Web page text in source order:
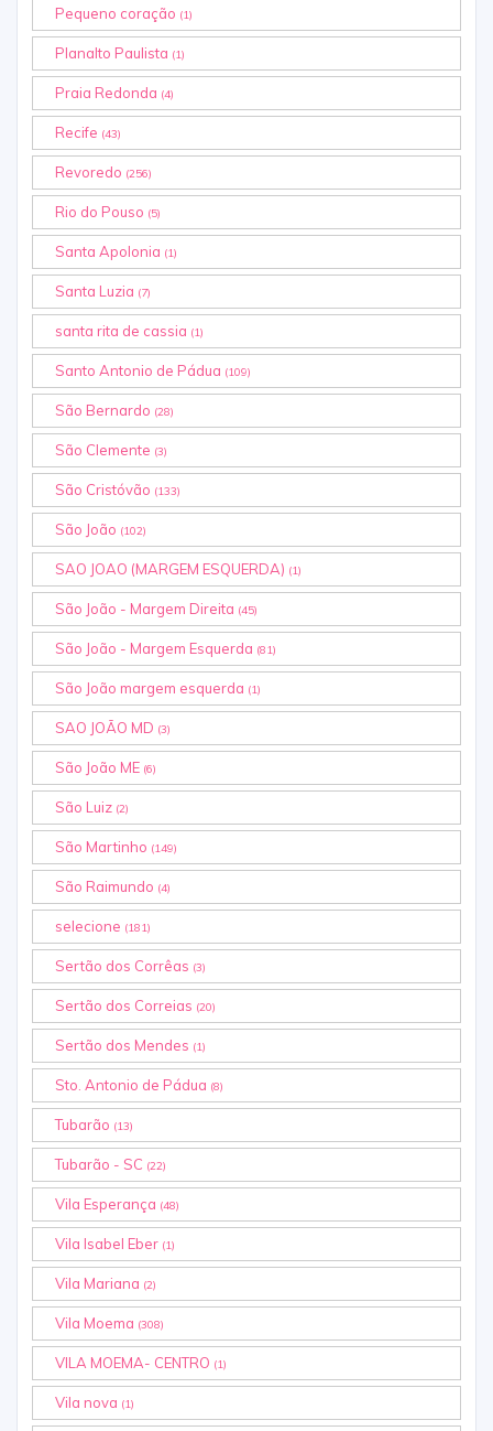
Pequeno coração (1)
Planalto Paulista (1)
Praia Redonda (4)
Recife (43)
Revoredo (256)
Rio do Pouso (5)
Santa Apolonia (1)
Santa Luzia (7)
santa rita de cassia (1)
Santo Antonio de Pádua (109)
São Bernardo (28)
São Clemente (3)
São Cristóvão (133)
São João (102)
SAO JOAO (MARGEM ESQUERDA) (1)
São João - Margem Direita (45)
São João - Margem Esquerda (81)
São João margem esquerda (1)
SAO JOÃO MD (3)
São João ME (6)
São Luiz (2)
São Martinho (149)
São Raimundo (4)
selecione (181)
Sertão dos Corrêas (3)
Sertão dos Correias (20)
Sertão dos Mendes (1)
Sto. Antonio de Pádua (8)
Tubarão (13)
Tubarão - SC (22)
Vila Esperança (48)
Vila Isabel Eber (1)
Vila Mariana (2)
Vila Moema (308)
VILA MOEMA- CENTRO (1)
Vila nova (1)